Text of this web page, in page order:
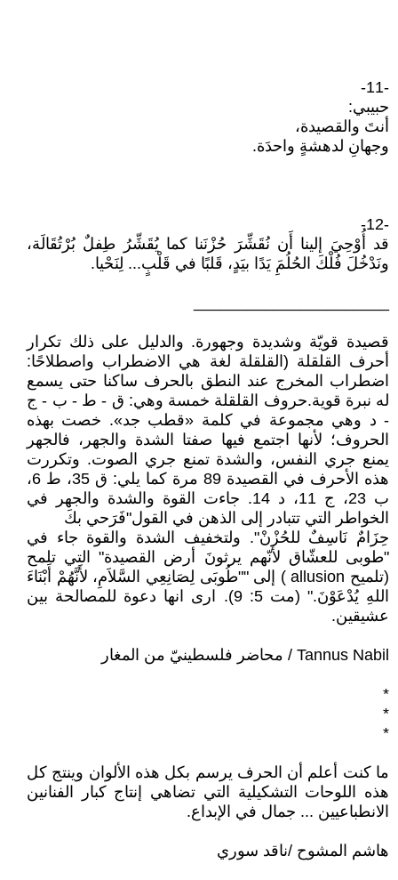
-11-
حبيبي:
أنتَ والقصيدة،
وجهانِ لدهشةٍ واحدَة.
-12-
قد أُوْحِيَ إلينا أَن نُقَشِّرَ حُزْنَنا كما يُقَشِّرُ طِفلٌ بُرْتُقَالَة،
ونَدْخُلَ فُلْكَ الحُلُمَِ يَدًا بيَدٍ، قَلبًا في قَلْبٍ... لِنَحْيا.
قصيدة قويّة وشديدة وجهورة. والدليل على ذلك تكرار
أحرف القلقلة (القلقلة لغة هي الاضطراب واصطلاحًا:
اضطراب المخرج عند النطق بالحرف ساكنا حتى يسمع
له نبرة قوية.حروف القلقلة خمسة وهي: ق - ط - ب - ج
- د وهي مجموعة في كلمة «قطب جد». خصت بهذه
الحروف؛ لأنها اجتمع فيها صفتا الشدة والجهر، فالجهر
يمنع جري النفس، والشدة تمنع جري الصوت. وتكررت
هذه الأحرف في القصيدة 89 مرة كما يلي: ق 35، ط 6،
ب 23، ج 11، د 14. جاءت القوة والشدة والجهر في
الخواطر التي تتبادر إلى الذهن في القول"فَرَحي بكَ
حِزَامٌ نَاسِفٌ للحُزْنْ". ولتخفيف الشدة والقوة جاء في
"طوبى للعشّاق لأنّهم يرثونَ أرض القصيدة" التي تلمح
(تلميح allusion ) إلى ""طُوبَى لِصَانِعِي السَّلاَمِ، لأَنَّهُمْ أَبْنَاءَ
اللهِ يُدْعَوْنَ." (مت 5: 9). ارى انها دعوة للمصالحة بين
عشيقين.
Tannus Nabil / محاضر فلسطينيّ من المغار
*
*
*
ما كنت أعلم أن الحرف يرسم بكل هذه الألوان وينتج كل
هذه اللوحات التشكيلية التي تضاهي إنتاج كبار الفنانين
الانطباعيين ... جمال في الإبداع.
هاشم المشوح /ناقد سوري